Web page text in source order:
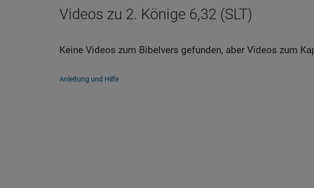
Videos zu 2. Könige 6,32 (SLT)
Keine Videos zum Bibelvers gefunden, aber Videos zum
Anleitung und Hilfe